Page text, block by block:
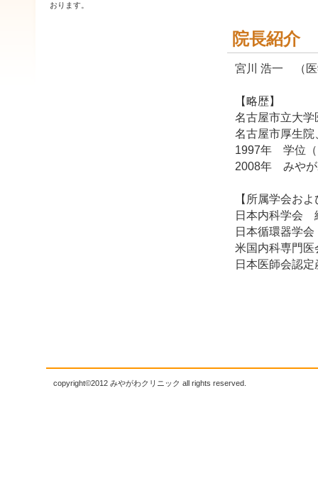
院長紹介
宮川 浩一 （医
【略歴】
名古屋市立大学
名古屋市厚生
1997年 学位（
2008年 みやが
【所属学会お
日本内科学会
日本循環器学
米国内科専門
日本医師会認定
おります。
copyright©2012 みやがわクリニック all rights reserved.